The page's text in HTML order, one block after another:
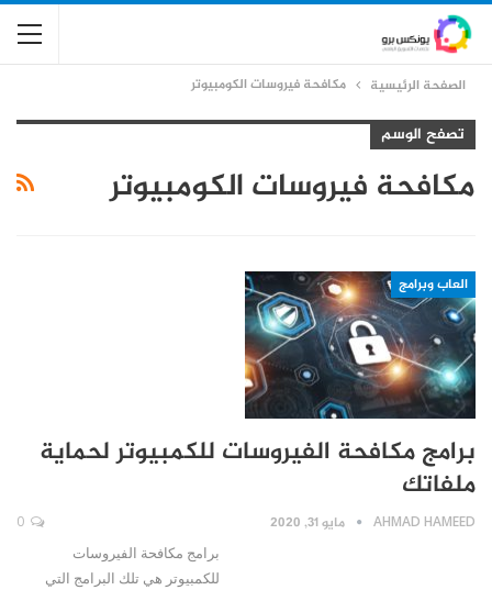
الصفحة الرئيسية مكافحة فيروسات الكومبيوتر
تصفح الوسم
مكافحة فيروسات الكومبيوتر
العاب وبرامج
برامج مكافحة الفيروسات للكمبيوتر لحماية
ملفاتك
AHMAD HAMEED مايو 31, 2020
برامج مكافحة الفيروسات
للكمبيوتر هي تلك البرامج التي